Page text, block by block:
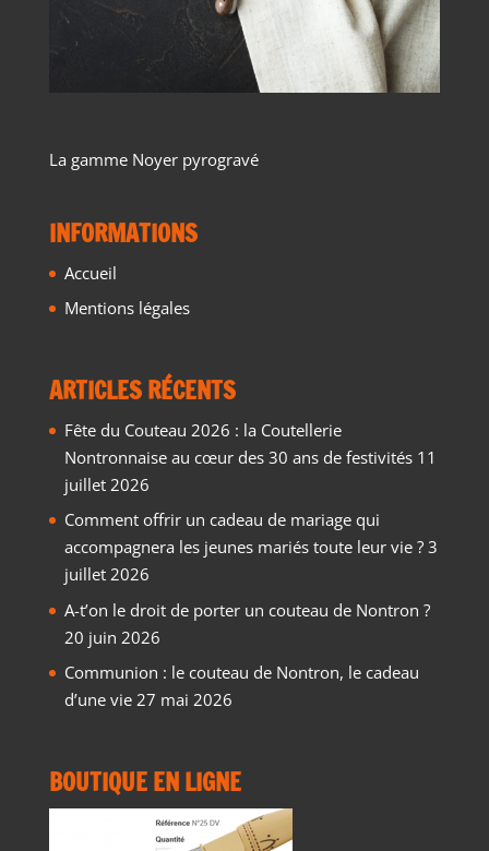
La gamme Noyer pyrogravé
INFORMATIONS
Accueil
Mentions légales
ARTICLES RÉCENTS
Fête du Couteau 2026 : la Coutellerie
Nontronnaise au cœur des 30 ans de festivités 11
juillet 2026
Comment offrir un cadeau de mariage qui
accompagnera les jeunes mariés toute leur vie ? 3
juillet 2026
A-t’on le droit de porter un couteau de Nontron ?
20 juin 2026
Communion : le couteau de Nontron, le cadeau
d’une vie 27 mai 2026
BOUTIQUE EN LIGNE